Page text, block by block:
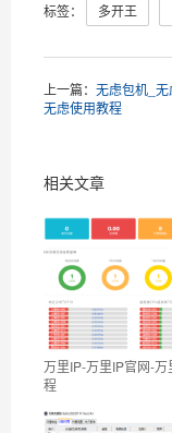
标签： 多开王
上一篇： 无虑包机_无
无虑使用教程
相关文章
万里IP-万里IP官网-万
程